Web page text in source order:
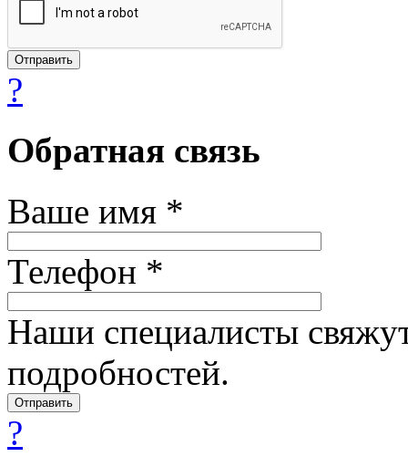
?
Обратная связь
Ваше имя *
Телефон *
Наши специалисты
подробностей.
?